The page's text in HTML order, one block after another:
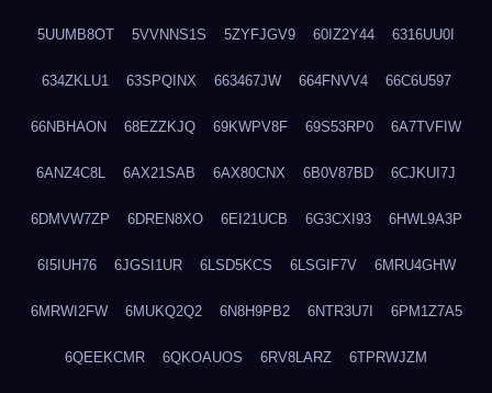
5UUMB8OT 5VVNNS1S 5ZYFJGV9 60IZ2Y44 6316UU0I
634ZKLU1 63SPQINX 663467JW 664FNVV4 66C6U597
66NBHAON 68EZZKJQ 69KWPV8F 69S53RP0 6A7TVFIW
6ANZ4C8L 6AX21SAB 6AX80CNX 6B0V87BD 6CJKUI7J
6DMVW7ZP 6DREN8XO 6EI21UCB 6G3CXI93 6HWL9A3P
6I5IUH76 6JGSI1UR 6LSD5KCS 6LSGIF7V 6MRU4GHW
6MRWI2FW 6MUKQ2Q2 6N8H9PB2 6NTR3U7I 6PM1Z7A5
6QEEKCMR 6QKOAUOS 6RV8LARZ 6TPRWJZM